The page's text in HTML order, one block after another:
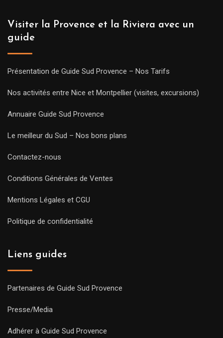
Visiter la Provence et la Riviera avec un
guide
Présentation de Guide Sud Provence – Nos Tarifs
Nos activités entre Nice et Montpellier (visites, excursions)
Annuaire Guide Sud Provence
Le meilleur du Sud – Nos bons plans
Contactez-nous
Conditions Générales de Ventes
Mentions Légales et CGU
Politique de confidentialité
Liens guides
Partenaires de Guide Sud Provence
Presse/Media
Adhérer à Guide Sud Provence